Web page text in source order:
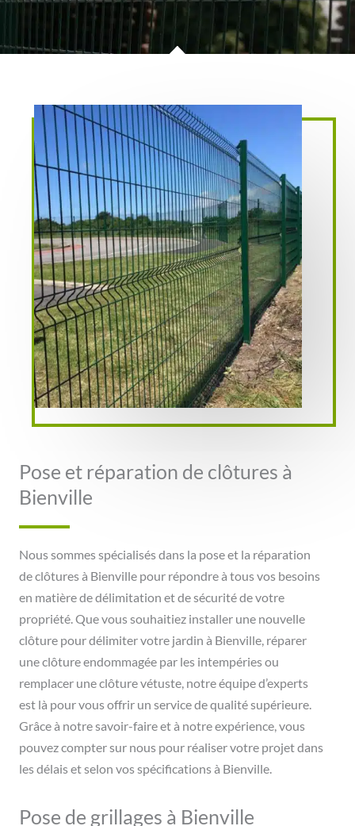
Pose et réparation de clôtures à
Bienville
Nous sommes spécialisés dans la pose et la réparation
de clôtures à Bienville pour répondre à tous vos besoins
en matière de délimitation et de sécurité de votre
propriété. Que vous souhaitiez installer une nouvelle
clôture pour délimiter votre jardin à Bienville, réparer
une clôture endommagée par les intempéries ou
remplacer une clôture vétuste, notre équipe d’experts
est là pour vous offrir un service de qualité supérieure.
Grâce à notre savoir-faire et à notre expérience, vous
pouvez compter sur nous pour réaliser votre projet dans
les délais et selon vos spécifications à Bienville.
Pose de grillages à Bienville